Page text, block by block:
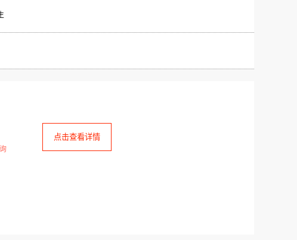
点击查看详情